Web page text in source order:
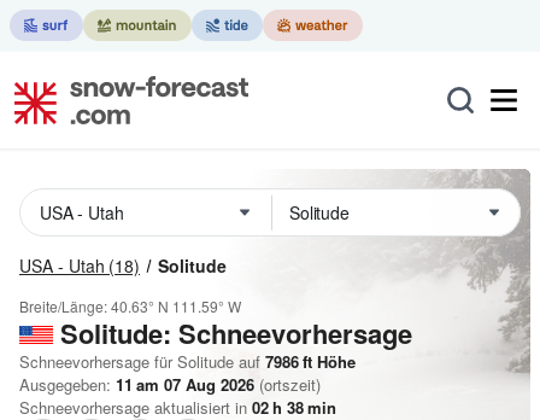
USA - Utah (18) Solitude
Breite/Länge:40.63° N 111.59° W
Solitude: Schneevorhersage
Schneevorhersage für Solitude auf 7986ft Höhe
Ausgegeben: 11 am 07 Aug 2026 (ortszeit)
Schneevorhersage aktualisiert in 02h 38min